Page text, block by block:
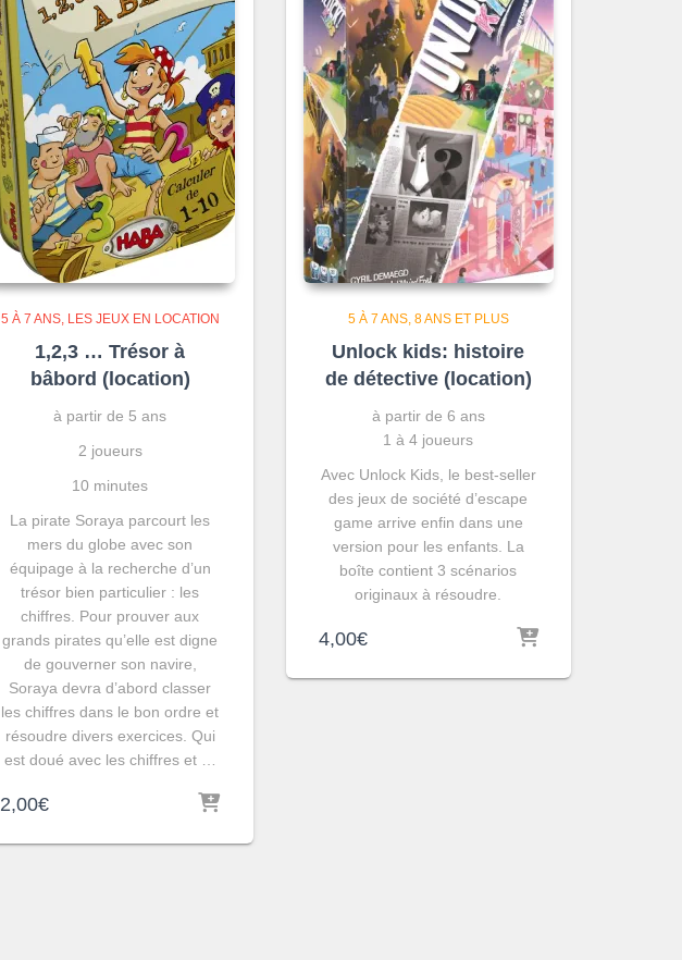
5 À 7 ANS LES JEUX EN LOCATION
1,2,3 … Trésor à
bâbord (location)
à partir de 5 ans
2 joueurs
10 minutes
La pirate Soraya parcourt les
mers du globe avec son
équipage à la recherche d’un
trésor bien particulier : les
chiffres. Pour prouver aux
grands pirates qu’elle est digne
de gouverner son navire,
Soraya devra d’abord classer
les chiffres dans le bon ordre et
résoudre divers exercices. Qui
est doué avec les chiffres et …
2,00€
5 À 7 ANS 8 ANS ET PLUS
Unlock kids: histoire
de détective (location)
à partir de 6 ans
1 à 4 joueurs
Avec Unlock Kids, le best-seller
des jeux de société d’escape
game arrive enfin dans une
version pour les enfants. La
boîte contient 3 scénarios
originaux à résoudre.
4,00€